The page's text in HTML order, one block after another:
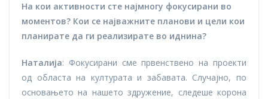
На кои активности сте најмногу фокусирани во
моментов? Кои се најважните планови и цели кои
планирате да ги реализирате во иднина?
Наталија: Фокусирани сме првенствено на проекти
од областа на културата и забавата. Случајно, по
основањето на нашето здружение, следеше корона